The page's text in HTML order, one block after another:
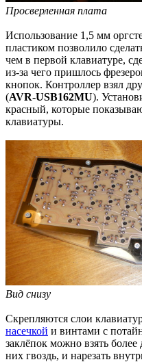
Просверленная плата
Использование 1,5 мм
пластиком позволило
чем в первой клавиатуре,
из-за чего пришлось
кнопок. Контроллер взял
(AVR-USB162MU).
красный, которые
клавиатуры.
Вид снизу
Скрепляются слои
насечкой и винтами с
заклёпок можно взять
них гвоздь, и нарезать